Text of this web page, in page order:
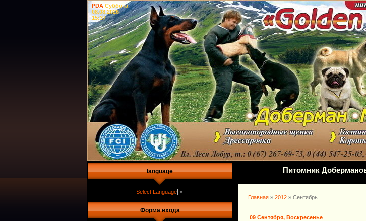
PDA Суббота
08.08.2026
15:37
language
Select Language ▼
Форма входа
Питомник
Главная » 2012 » Сентябрь
09 Сентября, Воскресенье